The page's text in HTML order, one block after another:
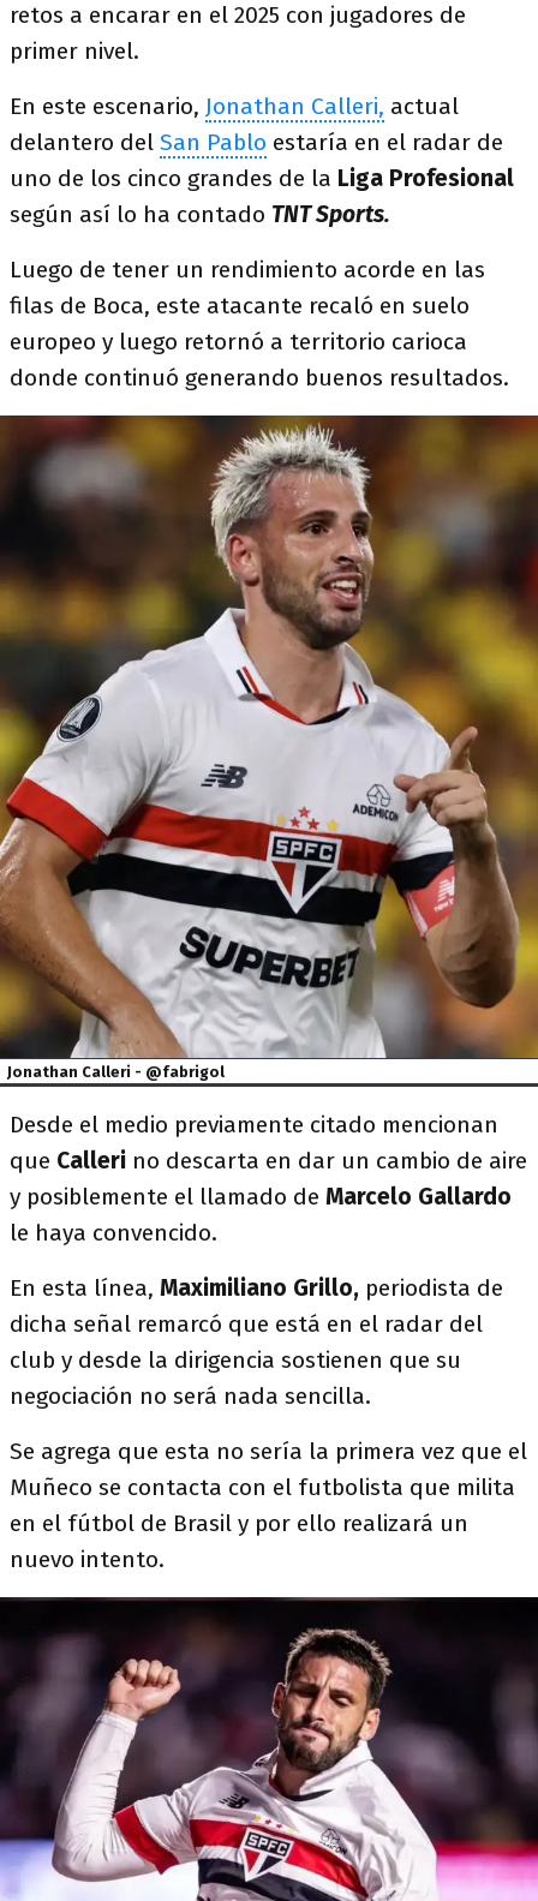
retos a encarar en el 2025 con jugadores de
primer nivel.
En este escenario, Jonathan Calleri, actual
delantero del San Pablo estaría en el radar de
uno de los cinco grandes de la Liga Profesional
según así lo ha contado TNT Sports.
Luego de tener un rendimiento acorde en las
filas de Boca, este atacante recaló en suelo
europeo y luego retornó a territorio carioca
donde continuó generando buenos resultados.
Jonathan Calleri - @fabrigol
Desde el medio previamente citado mencionan
que Calleri no descarta en dar un cambio de aire
y posiblemente el llamado de Marcelo Gallardo
le haya convencido.
En esta línea, Maximiliano Grillo, periodista de
dicha señal remarcó que está en el radar del
club y desde la dirigencia sostienen que su
negociación no será nada sencilla.
Se agrega que esta no sería la primera vez que el
Muñeco se contacta con el futbolista que milita
en el fútbol de Brasil y por ello realizará un
nuevo intento.